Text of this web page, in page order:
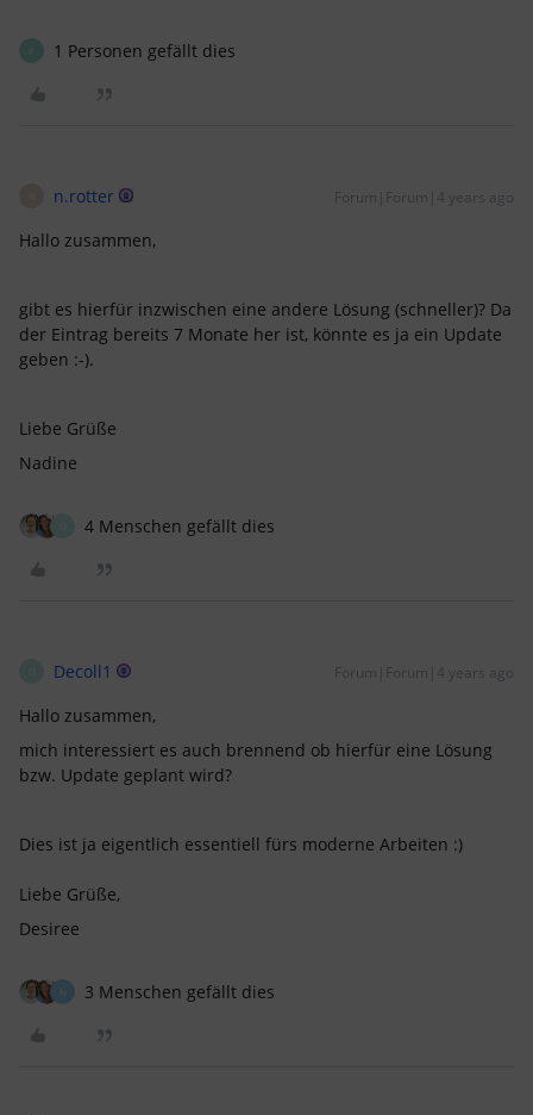
1 Personen gefällt dies
n.rotter Forum|Forum|4 years ago
Hallo zusammen,
gibt es hierfür inzwischen eine andere Lösung (schneller)? Da
der Eintrag bereits 7 Monate her ist, könnte es ja ein Update
geben :-).
Liebe Grüße
Nadine
4 Menschen gefällt dies
Decoll1 Forum|Forum|4 years ago
Hallo zusammen,
mich interessiert es auch brennend ob hierfür eine Lösung
bzw. Update geplant wird?
Dies ist ja eigentlich essentiell fürs moderne Arbeiten :)
Liebe Grüße,
Desiree
N 3 Menschen gefällt dies